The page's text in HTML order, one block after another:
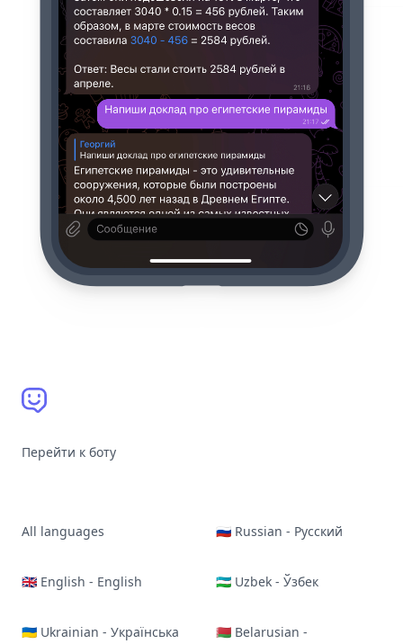
Перейти к боту
All languages 🇷🇺 Russian - Русский
🇬🇧 English - English 🇺🇿 Uzbek - Ўзбек
🇺🇦 Ukrainian - Українська
🇧🇾 Belarusian -